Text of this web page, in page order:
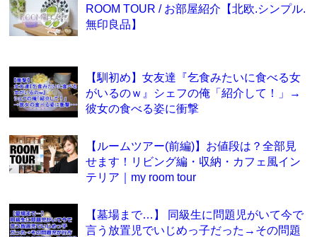
ROOM TOUR / お部屋紹介【北欧.シンプル.
無印良品】
【馴初め】女友達『乞食みたいに食べる女
がいるのｗ』シェフの俺「紹介して！」→
彼女の食べる姿に衝撃
【ルームツアー(前編)】お値段は？全部見
せます！リビング編・収納・カフェ風イン
テリア｜my room tour
【墓場まで…】 同級生に問題児がいて今で
言う放置児でいじめっ子だった→その問題